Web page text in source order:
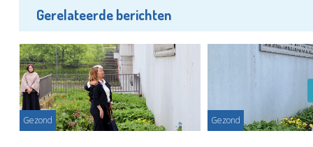
Gerelateerde berichten
Gezond Gezond